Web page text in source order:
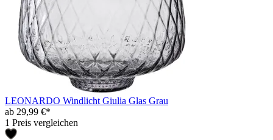
LEONARDO Windlicht Giulia Glas Grau
ab 29,99 €*
1 Preis vergleichen